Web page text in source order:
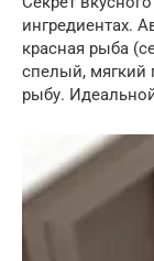
ингредиентах.
красная рыба
спелый, мягкий
рыбу.